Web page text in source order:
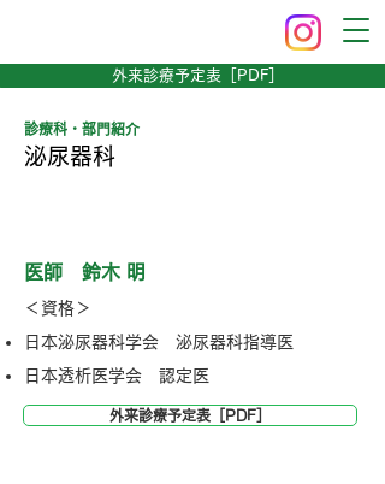
外来診療予定表［PDF］
泌尿器科
診療科・部門紹介
医師 鈴木 明
​＜資格＞
日本泌尿器科学会 泌尿器科指導医
日本透析医学会 認定医
外来診療予定表［PDF］